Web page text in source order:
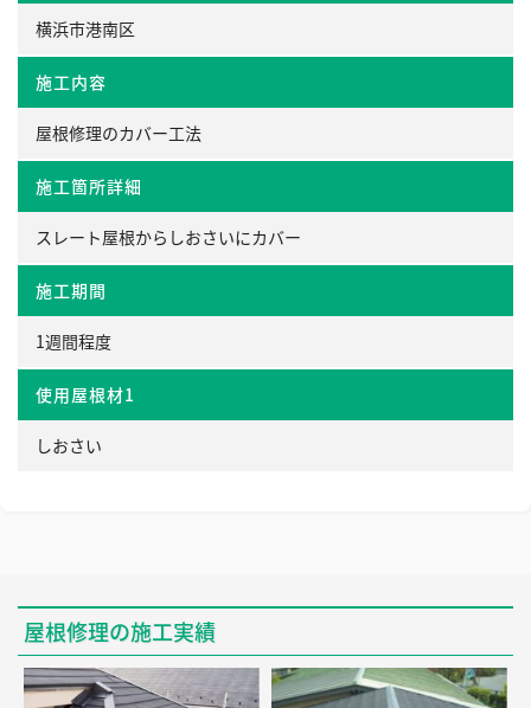
横浜市港南区
施工内容
屋根修理のカバー工法
施工箇所詳細
スレート屋根からしおさいにカバー
施工期間
1週間程度
使用屋根材1
しおさい
屋根修理の施工実績